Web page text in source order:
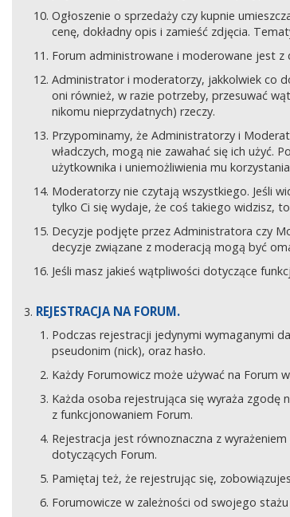
Ogłoszenie o sprzedaży czy kupnie
cenę, dokładny opis i zamieść zdjęcia.
Forum administrowane i moderowane jest z
Administrator i moderatorzy, jakkolwiek co
oni również, w razie potrzeby, przesuwać
nikomu nieprzydatnych) rzeczy.
Przypominamy, że Administratorzy i
władczych, mogą nie zawahać się ich
użytkownika i uniemożliwienia mu
Moderatorzy nie czytają wszystkiego. Jeśli
tylko Ci się wydaje, że coś takiego widzisz,
Decyzje podjęte przez Administratora czy
decyzje związane z moderacją mogą być
Jeśli masz jakieś wątpliwości dotyczące
REJESTRACJA NA FORUM.
Podczas rejestracji jedynymi wymaganymi
pseudonim (nick), oraz hasło.
Każdy Forumowicz może używać na Forum
Każda osoba rejestrująca się wyraża zgodę
z funkcjonowaniem Forum.
Rejestracja jest równoznaczna z
dotyczących Forum.
Pamiętaj też, że rejestrując się,
Forumowicze w zależności od swojego